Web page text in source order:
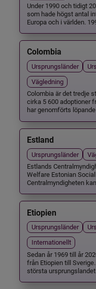
Under 1990 och tidigt
som hade högst antal
Europa och i världen.
Colombia
Ursprungsländer
Vägledning
Colombia är det tredje
cirka 5 600 adoptioner
har genomförts
Estland
Ursprungsländer
Estlands
Welfare Estonian
Centralmyndigheten
Etiopien
Ursprungsländer
Internationellt
Sedan år 1969 till år
från Etiopien till
största ursprungslandet